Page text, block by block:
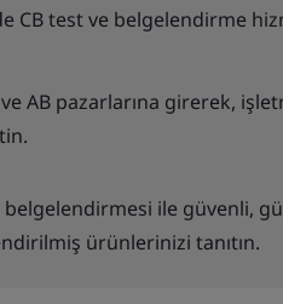
CB test ve belgelendirme
AB pazarlarına girerek,
ile güvenli,
ürünlerinizi tanıtın.